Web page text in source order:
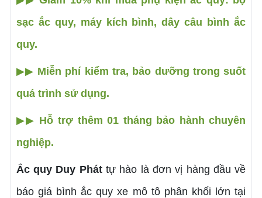
sạc ắc quy, máy kích bình, dây câu bình ắc
quy.
▶▶ Miễn phí kiểm tra, bảo dưỡng trong suốt
quá trình sử dụng.
▶▶ Hỗ trợ thêm 01 tháng bảo hành chuyên
nghiệp.
Ắc quy Duy Pháttự hào là đơn vị hàng đầu về
báo giá bình ắc quy xe mô tô phân khối lớn tại